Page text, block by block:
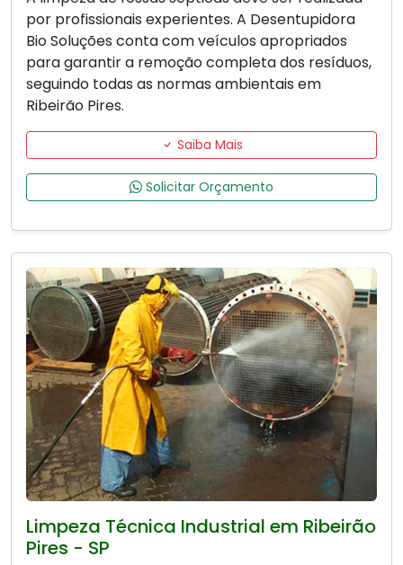
por profissionais experientes. A Desentupidora
Bio Soluções conta com veículos apropriados
para garantir a remoção completa dos resíduos,
seguindo todas as normas ambientais em
Ribeirão Pires.
Saiba Mais
Solicitar Orçamento
Limpeza Técnica Industrial em Ribeirão
Pires - SP